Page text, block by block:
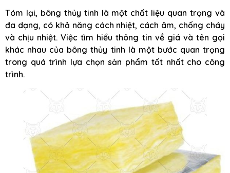
Tóm lại, bông thủy tinh là một chất liệu quan trọng và
đa dạng, có khả năng cách nhiệt, cách âm, chống cháy
và chịu nhiệt. Việc tìm hiểu thông tin về giá và tên gọi
khác nhau của bông thủy tinh là một bước quan trọng
trong quá trình lựa chọn sản phẩm tốt nhất cho công
trình.